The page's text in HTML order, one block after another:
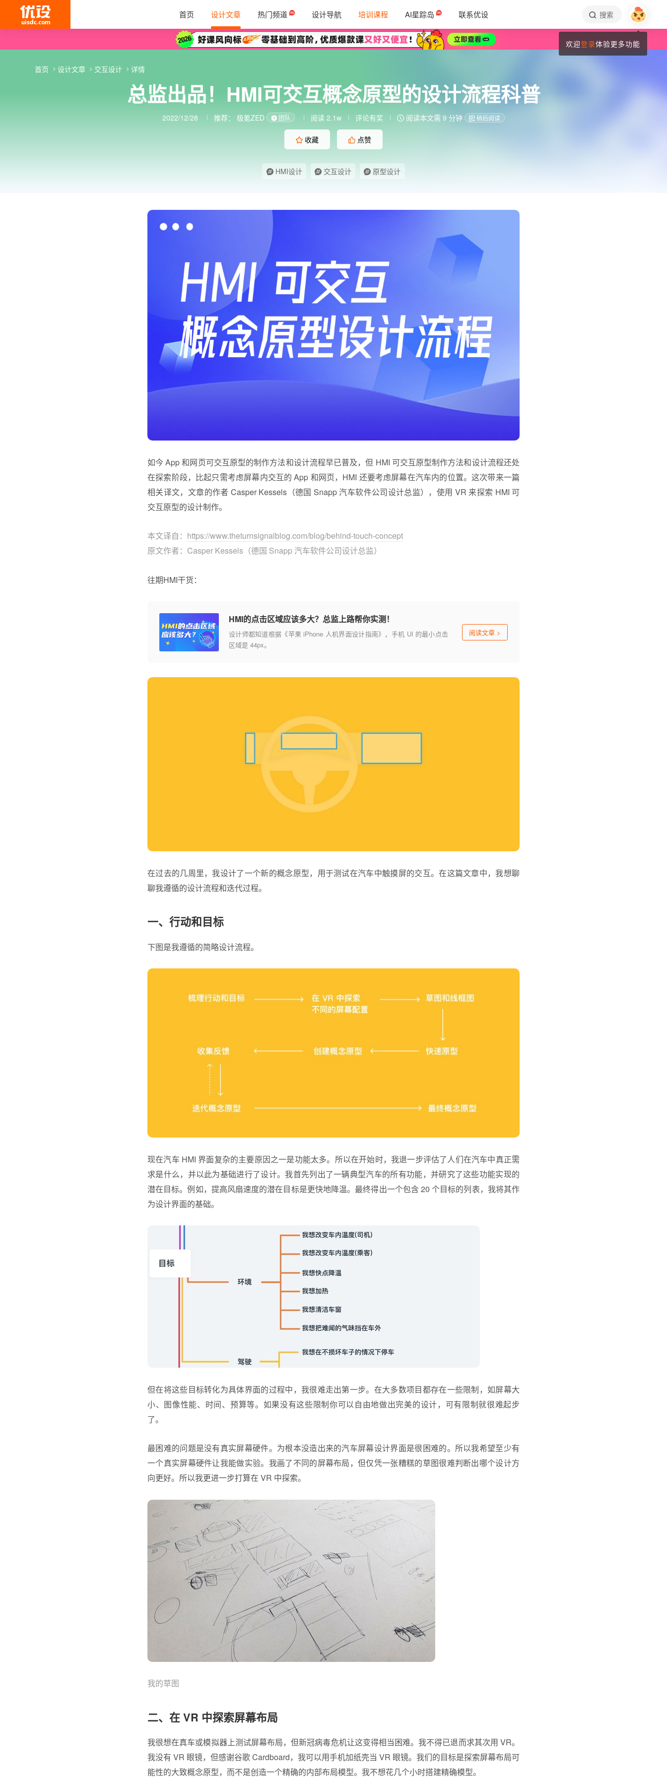
首页 设计文章 热门频道 设计导航 培训课程 AI星踪岛 联系优设 搜索
总监出品！HMI可交互概念原型的设计流程科普
2022/12/28 推荐： 极氪ZED 团队 阅读 2.1w 评论有奖 阅读本文需 9 分钟 稍后阅读
收藏 点赞
HMI设计 交互设计 原型设计
首页 设计文章 交互设计 详情
如今 App 和网页可交互原型的制作方法和设计流程早已普及，但 HMI 可交互原型制作方法和设计流程还处
在探索阶段，比起只需考虑屏幕内交互的 App 和网页，HMI 还要考虑屏幕在汽车内的位置。这次带来一篇
相关译文，文章的作者 Casper Kessels（德国 Snapp 汽车软件公司设计总监），使用 VR 来探索 HMI 可
交互原型的设计制作。
本文译自： https://www.theturnsignalblog.com/blog/behind-touch-concept
原文作者：Casper Kessels（德国 Snapp 汽车软件公司设计总监）
往期HMI干货：
HMI的点击区域应该多大？总监上路帮你实测！
设计师都知道根据《苹果 iPhone 人机界面设计指南》，手机 UI 的最小点击
区域是 44px。
阅读文章 >
在过去的几周里，我设计了一个新的概念原型，用于测试在汽车中触摸屏的交互。在这篇文章中，我想聊
聊我遵循的设计流程和迭代过程。
一、行动和目标
下图是我遵循的简略设计流程。
现在汽车 HMI 界面复杂的主要原因之一是功能太多。所以在开始时，我退一步评估了人们在汽车中真正需
求是什么，并以此为基础进行了设计。我首先列出了一辆典型汽车的所有功能，并研究了这些功能实现的
潜在目标。例如，提高风扇速度的潜在目标是更快地降温。最终得出一个包含 20 个目标的列表，我将其作
为设计界面的基础。
但在将这些目标转化为具体界面的过程中，我很难走出第一步。在大多数项目都存在一些限制，如屏幕大
小、图像性能、时间、预算等。如果没有这些限制你可以自由地做出完美的设计，可有限制就很难起步
了。
最困难的问题是没有真实屏幕硬件。为根本没造出来的汽车屏幕设计界面是很困难的。所以我希望至少有
一个真实屏幕硬件让我能做实验。我画了不同的屏幕布局，但仅凭一张糟糕的草图很难判断出哪个设计方
向更好。所以我更进一步打算在 VR 中探索。
我的草图
二、在 VR 中探索屏幕布局
我很想在真车或模拟器上测试屏幕布局，但新冠病毒危机让这变得相当困难。我不得已退而求其次用 VR。
我没有 VR 眼镜，但感谢谷歌 Cardboard，我可以用手机加纸壳当 VR 眼镜。我们的目标是探索屏幕布局可
能性的大致概念原型，而不是创造一个精确的内部布局模型。我不想花几个小时搭建精确模型。
欢迎登录体验更多功能